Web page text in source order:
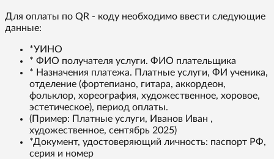
Для оплаты по QR - коду необходимо ввести следующие
данные:
*УИНО
* ФИО получателя услуги. ФИО плательщика
* Назначения платежа. Платные услуги, ФИ ученика,
отделение (фортепиано, гитара, аккордеон,
фольклор, хореография, художественное, хоровое,
эстетическое), период оплаты.
(Пример: Платные услуги, Иванов Иван ,
художественное, сентябрь 2025)
*Документ, удостоверяющий личность: паспорт РФ,
серия и номер